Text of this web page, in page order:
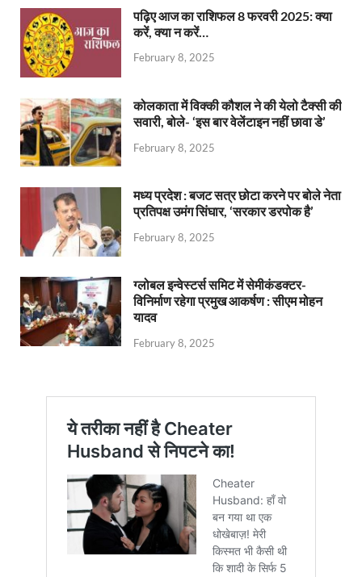
पढ़िए आज का राशिफल 8 फरवरी 2025: क्या
करें, क्या न करें…
February 8, 2025
कोलकाता में विक्की कौशल ने की येलो टैक्सी की
सवारी, बोले- ‘इस बार वेलेंटाइन नहीं छावा डे’
February 8, 2025
मध्य प्रदेश : बजट सत्र छोटा करने पर बोले नेता
प्रतिपक्ष उमंग सिंघार, ‘सरकार डरपोक है’
February 8, 2025
ग्लोबल इन्वेस्टर्स समिट में सेमीकंडक्टर-
विनिर्माण रहेगा प्रमुख आकर्षण : सीएम मोहन
यादव
February 8, 2025